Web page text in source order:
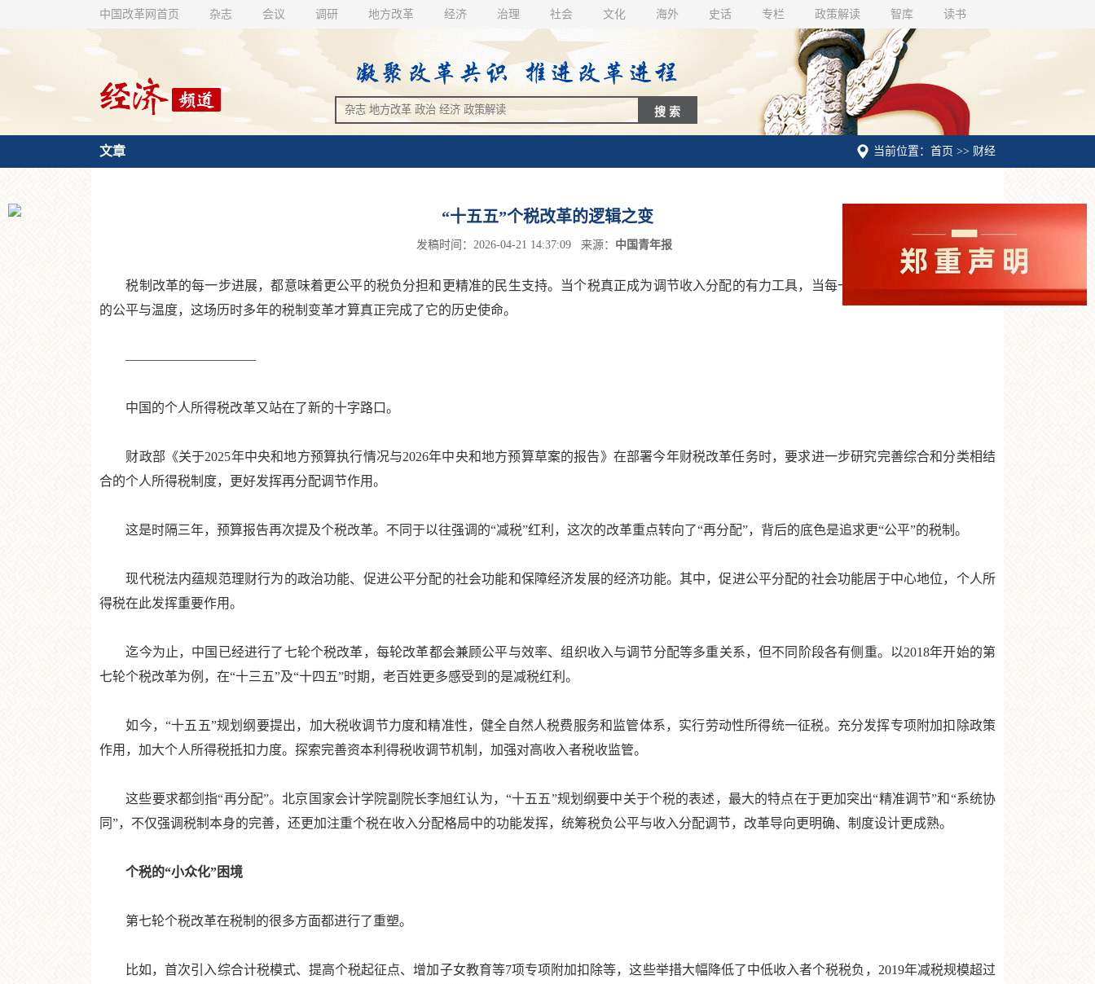
中国改革网首页 杂志 会议 调研 地方改革 经济 治理 社会 文化 海外 史话 专栏 政策解读 智库 读书
当前位置：首页 >> 财经
文章
“十五五”个税改革的逻辑之变
发稿时间：2026-04-21 14:37:09 来源： 中国青年报
税制改革的每一步进展，都意味着更公平的税负分担和更精准的民生支持。当个税真正成为调节收入分配的有力工具，当每一个纳税人都能感受到税制
的公平与温度，这场历时多年的税制变革才算真正完成了它的历史使命。
——————————
中国的个人所得税改革又站在了新的十字路口。
财政部《关于2025年中央和地方预算执行情况与2026年中央和地方预算草案的报告》在部署今年财税改革任务时，要求进一步研究完善综合和分类相结
合的个人所得税制度，更好发挥再分配调节作用。
这是时隔三年，预算报告再次提及个税改革。不同于以往强调的“减税”红利，这次的改革重点转向了“再分配”，背后的底色是追求更“公平”的税制。
现代税法内蕴规范理财行为的政治功能、促进公平分配的社会功能和保障经济发展的经济功能。其中，促进公平分配的社会功能居于中心地位，个人所
得税在此发挥重要作用。
迄今为止，中国已经进行了七轮个税改革，每轮改革都会兼顾公平与效率、组织收入与调节分配等多重关系，但不同阶段各有侧重。以2018年开始的第
七轮个税改革为例，在“十三五”及“十四五”时期，老百姓更多感受到的是减税红利。
如今，“十五五”规划纲要提出，加大税收调节力度和精准性，健全自然人税费服务和监管体系，实行劳动性所得统一征税。充分发挥专项附加扣除政策
作用，加大个人所得税抵扣力度。探索完善资本利得税收调节机制，加强对高收入者税收监管。
这些要求都剑指“再分配”。北京国家会计学院副院长李旭红认为，“十五五”规划纲要中关于个税的表述，最大的特点在于更加突出“精准调节”和“系统协
同”，不仅强调税制本身的完善，还更加注重个税在收入分配格局中的功能发挥，统筹税负公平与收入分配调节，改革导向更明确、制度设计更成熟。
个税的“小众化”困境
第七轮个税改革在税制的很多方面都进行了重塑。
比如，首次引入综合计税模式、提高个税起征点、增加子女教育等7项专项附加扣除等，这些举措大幅降低了中低收入者个税税负，2019年减税规模超过